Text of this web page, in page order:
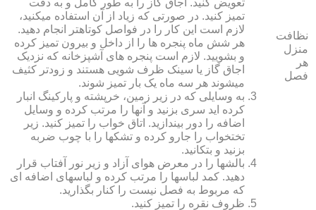
نظافت
منزل
هر
فصل
تمیز کنید. در صورتی که زیاد از آن استفاده می‏کنید،
لازم است این کار را در فواصل کوتاه‏تر انجام دهید.
هر شش ماه پنجره‏ ها را از داخل و بیرون تمیز کرده
و بشویید. لازم است پنجره‏ های آشپزخانه که نزدیک
اجاق گاز یا سینک ظرف شویی هستند و زودتر کثیف
می‏شوند هر سه ماه یک بار تمیز شوند.
به وسایلی که در زیر زمین، خرپشته و پارکینگ انبار
کرده‏ اید سری بزنید و آنها را مرتب کرده و وسایل
اضافه را دور بیندازید. اتاق خواب را تمیز کنید. زیر
تختخواب را جارو کرده و تشک‏ها را با چوب ضربه
بزنید و بتکانید.
بالش‏ها را در معرض هوای آزاد و زیر نور آفتاب قرار
دهید. کمد لباس‏ها را مرتب کرده و لباس‏های اضافه ای
که مربوط به فصل نیست را کنار بگذارید.
ظروف نقره را تمیز کنید.